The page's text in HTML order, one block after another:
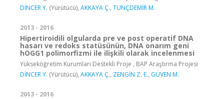
DİNCER Y. (Yürütücü), AKKAYA Ç., TUNÇDEMİR M.
2013 - 2016
Hipertiroidili olgularda pre ve post operatif DNA
hasarı ve redoks statüsünün, DNA onarım geni
hOGG1 polimorfizmi ile ilişkili olarak incelenmesi
Yükseköğretim Kurumları Destekli Proje , BAP Araştırma Projesi
DİNCER Y. (Yürütücü), AKKAYA Ç., ZENGİN Z. E., GÜVEN M.
2013 - 2016